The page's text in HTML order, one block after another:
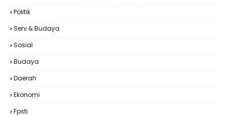
Politik
Seni & Budaya
Sosial
Budaya
Daerah
Ekonomi
Fpsti